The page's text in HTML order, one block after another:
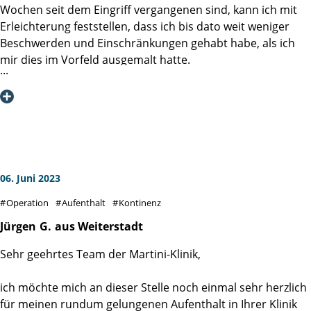
Nochmals herzlichen Dank an alle die mir in dieser Zeit
geholfen haben.
Herzliche Grüße aus Schmitten/Ts
Wochen seit dem Eingriff vergangenen sind, kann ich mit
Erleichterung feststellen, dass ich bis dato weit weniger
Beschwerden und Einschränkungen gehabt habe, als ich
mir dies im Vorfeld ausgemalt hatte.
Ich hatte auch unmittelbar nach der Operation keine
knapp einer Woche bin ich mit Katheder aus der Martini-
von meinem Urologen vor Ort gezogen und ich war schon
unmittelbar danach weitestgehend kontinent. Einzig mit
zurück, ansonsten fühle ich mich in meinem normalen
06. Juni 2023
Operation Aufenthalt Kontinenz
Jürgen G. aus Weiterstadt
Sehr geehrtes Team der Martini-Klinik,
ich möchte mich an dieser Stelle noch einmal sehr herzlich
für meinen rundum gelungenen Aufenthalt in Ihrer Klinik